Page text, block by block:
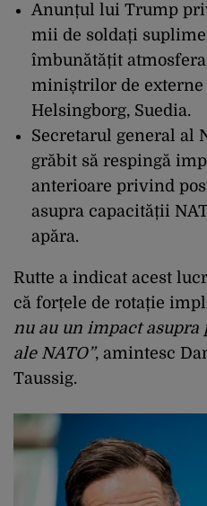
Anunțul lui Trump
mii de soldați
îmbunătățit
miniștrilor de externe
Helsingborg, Suedia.
Secretarul general al
grăbit să respingă
anterioare privind
asupra capacității
apăra.
Rutte a indicat acest
că forțele de rotație
nu au un impact
ale NATO”, amintesc
Taussig.